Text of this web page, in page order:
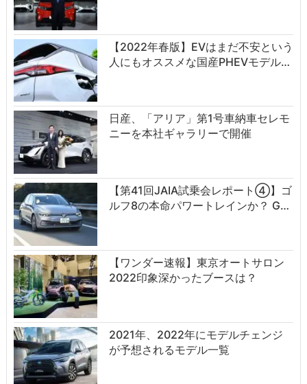
【2022年春版】EVはまだ不安という
人にもオススメな国産PHEVモデル…
日産、「アリア」第1号車納車セレモ
ニーを本社ギャラリーで開催
【第41回JAIA試乗会レポート④】ゴ
ルフ8の本命パワートレインか？ G…
【ワンダー速報】東京オートサロン
2022印象深かったブースは？
2021年、2022年にモデルチェンジ
が予想されるモデル一覧